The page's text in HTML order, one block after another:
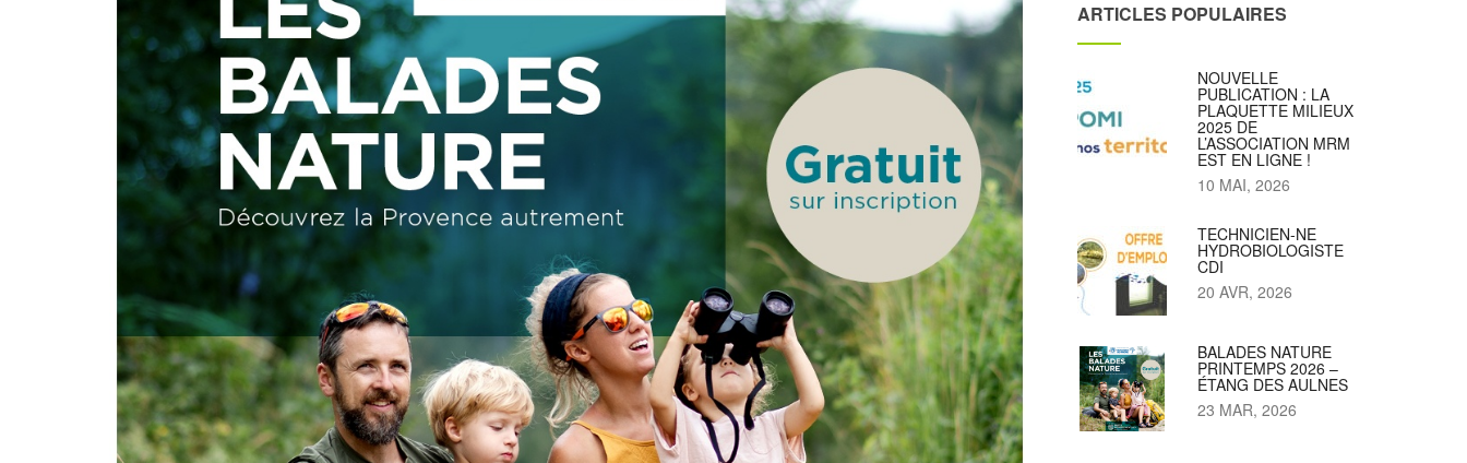
ARTICLES POPULAIRES
NOUVELLE
PUBLICATION : LA
PLAQUETTE MILIEUX
2025 DE
L’ASSOCIATION MRM
EST EN LIGNE !
10 MAI, 2026
TECHNICIEN-NE
HYDROBIOLOGISTE
CDI
20 AVR, 2026
BALADES NATURE
PRINTEMPS 2026 –
ÉTANG DES AULNES
23 MAR, 2026